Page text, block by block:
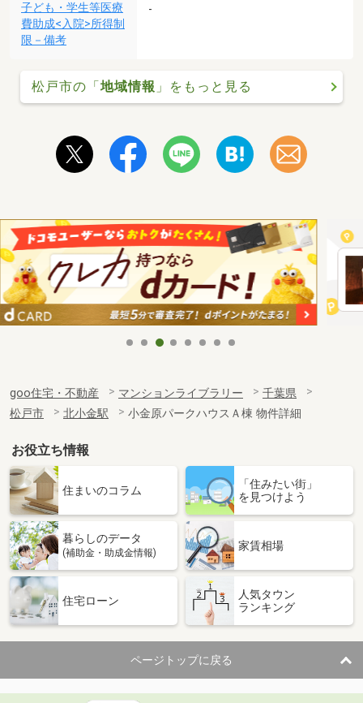
子ども・学生等医療
費助成<入院>所得制
限－備考
-
松戸市の「地域情報 」をもっと見る
goo住宅・不動産 マンションライブラリー
千葉県
松戸市
北小金駅 小金原パークハウスＡ棟 物件詳細
お役立ち情報
住まいのコラム
「住みたい街」
を見つけよう
暮らしのデータ
(補助金・助成金情報)
家賃相場
住宅ローン
人気タウン
ランキング
ページトップに戻る